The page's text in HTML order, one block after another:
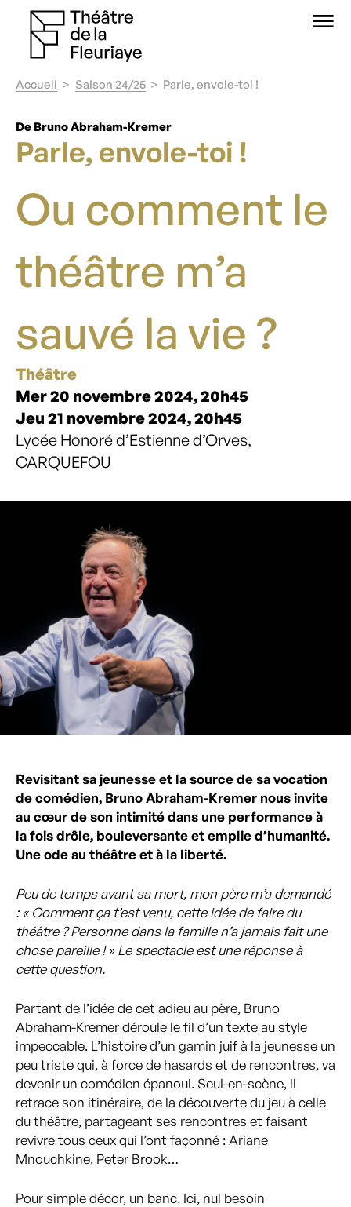
Accueil Saison 24/25 Parle, envole-toi !
De Bruno Abraham-Kremer
Parle, envole-toi !
Ou comment le
théâtre m’a
sauvé la vie ?
Théâtre
Mer 20 novembre 2024, 20h45
Jeu 21 novembre 2024, 20h45
Lycée Honoré d’Estienne d’Orves,
CARQUEFOU
Revisitant sa jeunesse et la source de sa vocation
de comédien, Bruno Abraham-Kremer nous invite
au cœur de son intimité dans une performance à
la fois drôle, bouleversante et emplie d’humanité.
Une ode au théâtre et à la liberté.
Peu de temps avant sa mort, mon père m’a demandé
: « Comment ça t’est venu, cette idée de faire du
théâtre ? Personne dans la famille n’a jamais fait une
chose pareille ! » Le spectacle est une réponse à
cette question.
Partant de l’idée de cet adieu au père, Bruno
Abraham-Kremer déroule le fil d’un texte au style
impeccable. L’histoire d’un gamin juif à la jeunesse un
peu triste qui, à force de hasards et de rencontres, va
devenir un comédien épanoui. Seul-en-scène, il
retrace son itinéraire, de la découverte du jeu à celle
du théâtre, partageant ses rencontres et faisant
revivre tous ceux qui l’ont façonné : Ariane
Mnouchkine, Peter Brook…
Pour simple décor, un banc. Ici, nul besoin